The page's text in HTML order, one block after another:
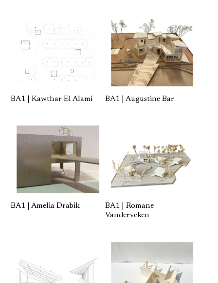
BA1 | Kawthar El Alami BA1 | Augustine Bar
BA1 | Amelia Drabik
BA1 | Romane
Vanderveken